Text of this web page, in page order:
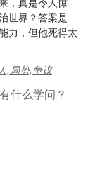
世界？答案是
力，但他死得太
,局势,争议